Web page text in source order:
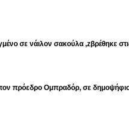
σε νάιλον σακούλα ,zβρέθηκε
τον πρόεδρο Ομπραδόρ, σε